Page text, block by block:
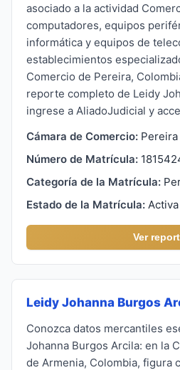
asociado a la actividad
computadores, equipos
informática y equipos de
establecimientos
Comercio de Pereira,
reporte completo de Leidy
ingrese a AliadoJudicial y
Cámara de Comercio: Pereira
Número de Matrícula:
Categoría de la Matrícula:
Estado de la Matrícula: Activa
Ver
Leidy Johanna Burgos
Conozca datos mercantiles
Johanna Burgos Arcila: en la
de Armenia, Colombia, figura